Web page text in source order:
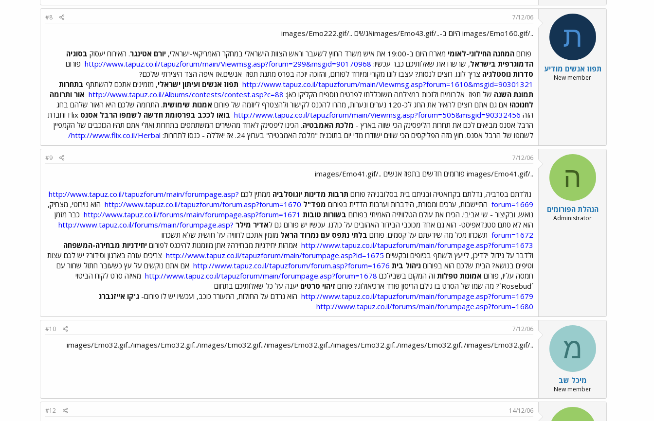
ת
תפוז אנשים מודיע
New member
7/12/06
#8
../images/Emo160.gif היום ב-../images/Emo43.gifאנשים ../images/Emo222.gif
פורום המחנה החילוני-לאומי מארח היום ב-19:00 את איש משרד החוץ לשעבר וראש הצוות הישראלי במחקר האמריקאי-ישראלי, יורם אטינגר. האירוח יעסוק בסוגיה
הדמוגרפית בישראל, שרשרו את שאלותיכם כבר עכשיו: http://www.tapuz.co.il/tapuzforum/main/Viewmsg.asp?forum=299&msgid=90170968 פורום
סדרות נוסטלגיה צריך לוגו. רוצים לנסות? עצבו לוגו מקורי ומיוחד לפורום, והזוכה יזכה בפרס מתנת תפוז אנשים.אז איפה הצד היצירתי שלכם?
http://www.tapuz.co.il/tapuzforum/main/Viewmsg.asp?forum=1610&msgid=90301321 תפוז אנשים ועיתון ישראלי, מזמינים אתכם להשתתף בתחרות
תמונת השנה של תפוז אלבומים ולזכות במצלמה משוכללת! לפרטים נוספים הקליקו כאן: http://www.tapuz.co.il/Albums/contests/contest.asp?c=88 אור ותרומה
לחנוכה! אם גם אתם רוצים להאיר את החג לכ-120 נערים ונערות, מהרו להכנס לקישור ולהצטרף ליוזמה של פורום אמנות שימושית. התרומה שלכם היא האור שלהם בחג
הזה http://www.tapuz.co.il/tapuzforum/main/Viewmsg.asp?forum=505&msgid=90332456 בואו לככב בפרסומת חדשה לשמפו הרבל אסנס
Flix וחברת
הרבל אסנס מביאים לכם את תחרות הליפסינק הכי שווה בארץ - מלכת האמבטיה. הכינו ליפסינק לאחד מהשירים המשתתפים בתחרות ואולי אתם תהיו הכוכבים של הקמפיין
לשמפו של הרבל אסנס. חוץ מזה הפליקסים הכי שווים ישודרו מדי יום בתוכנית "מלכת האמבטיה" בערוץ 24. אז יאללה - כנסו לתחרות:
http://www.flix.co.il/Herbal/
ה
הנהלת הפורומים
Administrator
7/12/06
#9
../images/Emo41.gif פורומים חדשים בתפוז אנשים ../images/Emo41.gif
נולדתם בסרביה, גדלתם בקרואטיה ובניתם בית בסלובניה? פורום תרבות מדינות יוגוסלביה ממתין לכם http://www.tapuz.co.il/tapuzforum/main/forumpage.asp?
forum=1669 התיישבות, ערכים ומסורת, הידברות וערבות הדדית בפורום מפד"ל http://www.tapuz.co.il/tapuzforum/forum.asp?forum=1670 הוא נוירוטי, מצחיק,
נואש, ובקיצור - שי אביבי. הכירו את עולם הטלוויזיה האמיתי בפורום בשורות טובות http://www.tapuz.co.il/forums/main/forumpage.asp?forum=1671 כבר מזמן
הוא לא סתם סטנדאפיסט- הוא גם אחד מכוכבי הבידור האהובים על כולנו. עכשיו יש פורום גם לאדיר מילר http://www.tapuz.co.il/forums/main/forumpage.asp?
forum=1672 תשכחו מכל מה שידעתם על קסמים. פורום בלתי נתפס עם נמרוד הראל מזמין אתכם לחוויה על חושית שלא תשכחו
http://www.tapuz.co.il/tapuzforum/main/forumpage.asp?forum=1673 אמהות יחידניות מבחירה? אתן מוזמנות להיכנס לפורום יחידניות מבחירה-המשפחה
ולדבר על גידול ילדיכן, לייעץ ולשתף בכיופים ובקשיים http://www.tapuz.co.il/tapuzforum/main/forumpage.asp?id=1675 צריכים עזרה בארגון וסידור? יש לכם עצות
וטיפים בנושא? הבית שלכם הוא בפורום ניהול בית http://www.tapuz.co.il/tapuzforum/forum.asp?forum=1676 אם אתם נוקשים על עץ כשעובר חתול שחור עם
חמסה עליו, פורום אמונות טפלותזה המקום בשבילכם http://www.tapuz.co.il/tapuzforum/main/forumpage.asp?forum=1678 מאיזה סרט לקוח הביטוי
´Rosebud`? מה שמו של הסרט בו גילם הריסון פורד ארכיאולוג? פורום
זיהוי סרטים יענה על כל שאלותיכם בתחום
http://www.tapuz.co.il/tapuzforum/main/forumpage.asp?forum=1679 הוא נרדם על החולות, התעורר כוכב, ועכשיו יש לו פורום- ג'קו אייזנברג
http://www.tapuz.co.il/forums/main/forumpage.asp?forum=1680
מ
מיכל שב
New member
7/12/06
#10
../images/Emo32.gif../images/Emo32.gif../images/Emo32.gif../images/Emo32.gif../images/Emo32.gif../images/Emo32.gif../images/Emo32.gif
14/12/06
#12